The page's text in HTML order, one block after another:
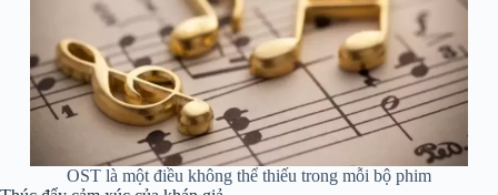
OST là một điều không thể thiếu trong mỗi bộ phim